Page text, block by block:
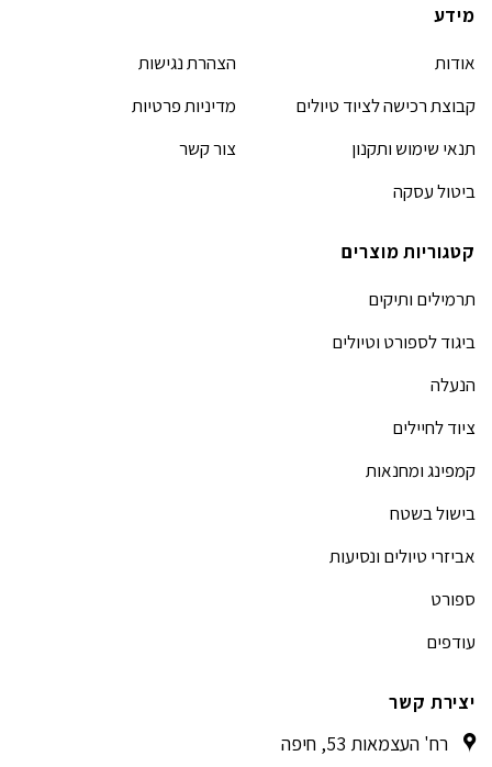
מידע
אודות
קבוצת רכישה לציוד טיולים
תנאי שימוש ותקנון
ביטול עסקה
הצהרת נגישות
מדיניות פרטיות
צור קשר
קטגוריות מוצרים
תרמילים ותיקים
ביגוד לספורט וטיולים
הנעלה
ציוד לחיילים
קמפינג ומחנאות
בישול בשטח
אביזרי טיולים ונסיעות
ספורט
עודפים
יצירת קשר
רח' העצמאות 53, חיפה